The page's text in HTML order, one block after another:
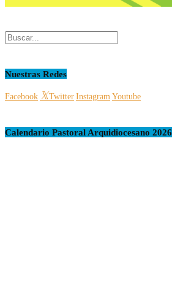
Nuestras Redes
Facebook Twitter Instagram Youtube
Calendario Pastoral Arquidiocesano 2026